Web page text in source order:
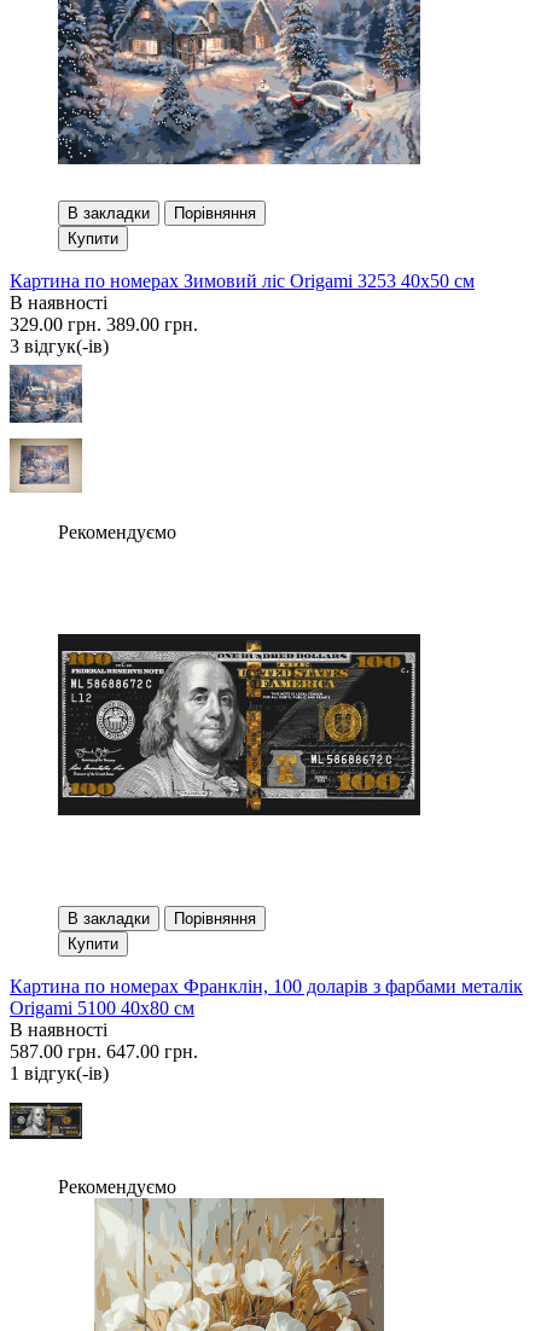
В закладки
Порівняння
Купити
Картина по номерах Зимовий ліс Origami 3253 40x50 см
В наявності
329.00 грн. 389.00 грн.
3 вiдгук(-iв)
Рекомендуємо
В закладки
Порівняння
Купити
Картина по номерах Франклін, 100 доларів з фарбами металік
Origami 5100 40x80 см
В наявності
587.00 грн. 647.00 грн.
1 вiдгук(-iв)
Рекомендуємо